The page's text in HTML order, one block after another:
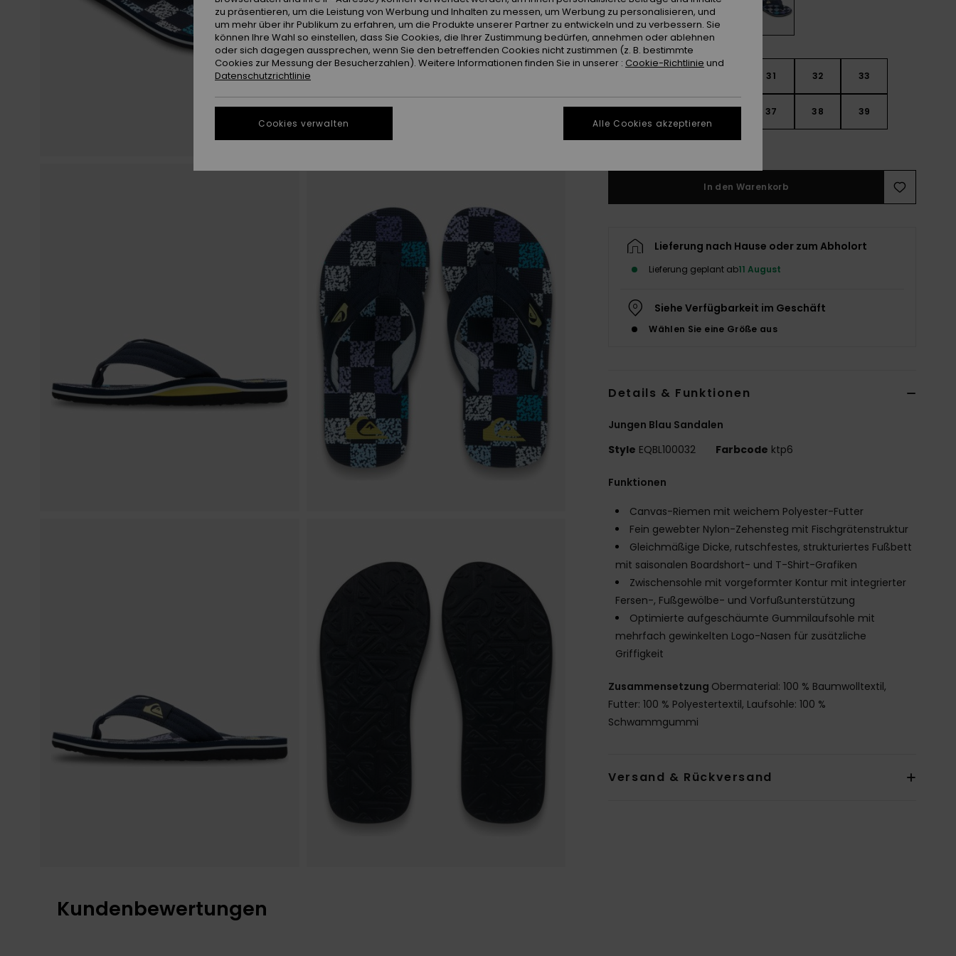
31 32 33
37 38 39
In den Warenkorb
Lieferung nach Hause oder zum Abholort
Lieferung geplant ab11 August
Siehe Verfügbarkeit im Geschäft
Wählen Sie eine Größe aus
Details & Funktionen
Jungen Blau Sandalen
Style EQBL100032 Farbcode ktp6
Funktionen
Canvas-Riemen mit weichem Polyester-Futter
Fein gewebter Nylon-Zehensteg mit Fischgrätenstruktur
Gleichmäßige Dicke, rutschfestes, strukturiertes Fußbett
mit saisonalen Boardshort- und T-Shirt-Grafiken
Zwischensohle mit vorgeformter Kontur mit integrierter
Fersen-, Fußgewölbe- und Vorfußunterstützung
Optimierte aufgeschäumte Gummilaufsohle mit
mehrfach gewinkelten Logo-Nasen für zusätzliche
Griffigkeit
Zusammensetzung Obermaterial: 100 % Baumwolltextil,
Futter: 100 % Polyestertextil, Laufsohle: 100 %
Schwammgummi
Versand & Rückversand
Kundenbewertungen
zu präsentieren, um die Leistung von Werbung und Inhalten zu messen, um Werbung zu personalisieren, und
um mehr über ihr Publikum zu erfahren, um die Produkte unserer Partner zu entwickeln und zu verbessern. Sie
können Ihre Wahl so einstellen, dass Sie Cookies, die Ihrer Zustimmung bedürfen, annehmen oder ablehnen
oder sich dagegen aussprechen, wenn Sie den betreffenden Cookies nicht zustimmen (z. B. bestimmte
Cookies zur Messung der Besucherzahlen). Weitere Informationen finden Sie in unserer : Cookie-Richtlinie und
Datenschutzrichtlinie
Cookies verwalten Alle Cookies akzeptieren